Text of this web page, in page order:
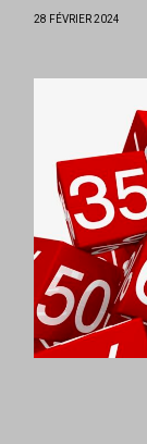
28 FÉVRIER 2024